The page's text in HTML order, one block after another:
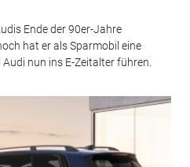
Ende der 90er-Jahre
hat er als Sparmobil eine
nun ins E-Zeitalter führen.